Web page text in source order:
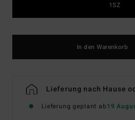
1SZ
In den Warenkorb
Lieferung nach Hause
Lieferung geplant ab19